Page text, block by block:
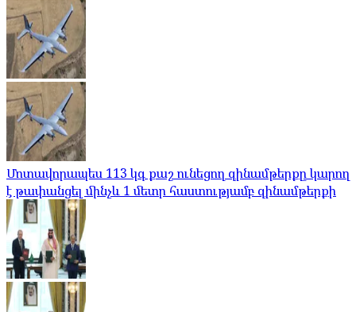
Մոտավորապես 113 կգ քաշ ունեցող զինամթերքը կարող
է թափանցել մինչև 1 մետր հաստությամբ զինամթերքի